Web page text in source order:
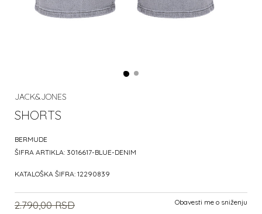
JACK&JONES
SHORTS
BERMUDE
ŠIFRA ARTIKLA: 3016617-BLUE-DENIM
KATALOŠKA ŠIFRA: 12290839
2.790,00 RSD Obavesti me o sniženju